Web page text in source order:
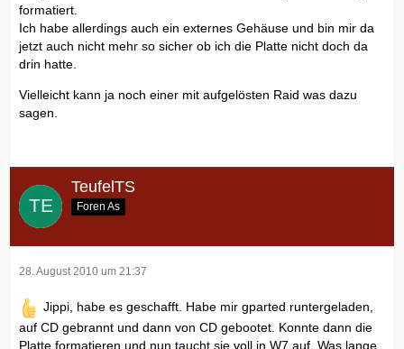
formatiert.
Ich habe allerdings auch ein externes Gehäuse und bin mir da
jetzt auch nicht mehr so sicher ob ich die Platte nicht doch da
drin hatte.
Vielleicht kann ja noch einer mit aufgelösten Raid was dazu
sagen.
TeufelTS
Foren As
28. August 2010 um 21:37
Jippi, habe es geschafft. Habe mir gparted runtergeladen,
auf CD gebrannt und dann von CD gebootet. Konnte dann die
Platte formatieren und nun taucht sie voll in W7 auf. Was lange